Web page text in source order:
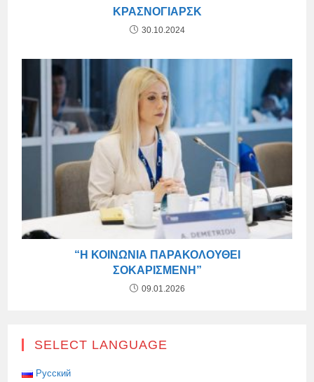
ΚΡΑΣΝΟΓΙΆΡΣΚ
30.10.2024
“Η ΚΟΙΝΩΝΊΑ ΠΑΡΑΚΟΛΟΥΘΕΊ
ΣΟΚΑΡΙΣΜΈΝΗ”
09.01.2026
SELECT LANGUAGE
Русский